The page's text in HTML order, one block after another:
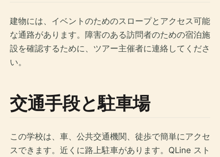
建物には、イベントのためのスロープとアクセス可能
な通路があります。障害のある訪問者のための宿泊施
設を確認するために、ツアー主催者に連絡してくださ
い。
交通手段と駐車場
この学校は、車、公共交通機関、徒歩で簡単にアクセ
スできます。近くに路上駐車があります。QLine スト